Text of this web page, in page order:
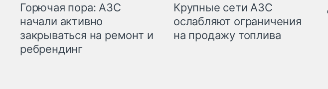
Горючая пора: АЗС
начали активно
закрываться на ремонт и
ребрендинг
Крупные сети АЗС
ослабляют ограничения
на продажу топлива